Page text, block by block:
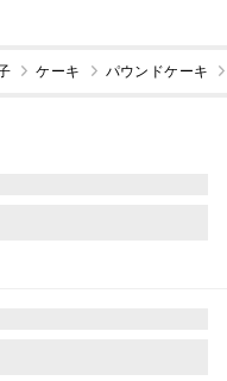
ケーキ パウンドケーキ